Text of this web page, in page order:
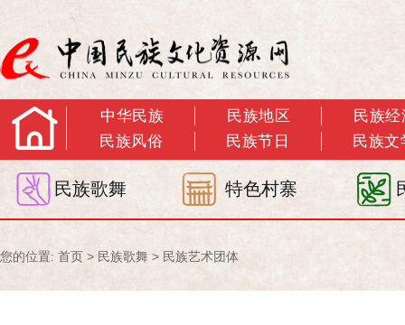
中华民族 民族地区
民族经
民族风俗
民族节日 民族文
民族歌舞 特色村寨
您的位置: 首页 > 民族歌舞 > 民族艺术团体